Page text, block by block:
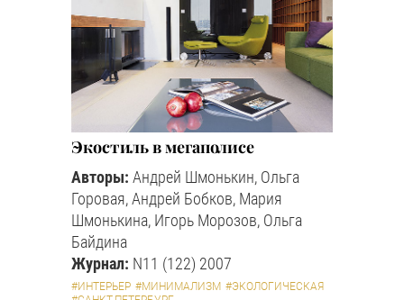
Экостиль в мегаполисе
Авторы: Андрей Шмонькин, Ольга
Горовая, Андрей Бобков, Мария
Шмонькина, Игорь Морозов, Ольга
Байдина
Журнал: N11 (122) 2007
#ИНТЕРЬЕР #МИНИМАЛИЗМ #ЭКОЛОГИЧЕСКАЯ